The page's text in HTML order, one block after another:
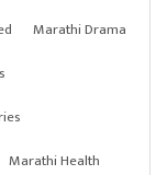
Marathi Drama
Marathi Health